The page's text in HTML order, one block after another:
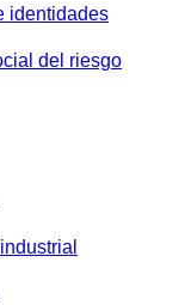
identidades
del riesgo